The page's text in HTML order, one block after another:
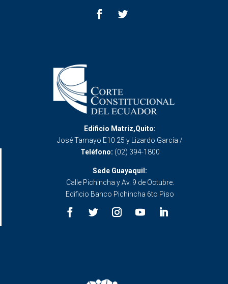
Edificio Matriz,Quito:
José Tamayo E10 25 y Lizardo García /
Teléfono: (02) 394-1800
Sede Guayaquil:
Calle Pichincha y Av. 9 de Octubre.
Edificio Banco Pichincha 6to Piso